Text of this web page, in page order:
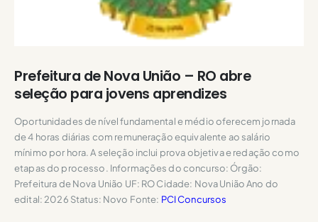
Prefeitura de Nova União – RO abre
seleção para jovens aprendizes
Oportunidades de nível fundamental e médio oferecem jornada
de 4 horas diárias com remuneração equivalente ao salário
mínimo por hora. A seleção inclui prova objetiva e redação como
etapas do processo. Informações do concurso: Órgão:
Prefeitura de Nova União UF: RO Cidade: Nova União Ano do
edital: 2026 Status: Novo Fonte: PCI Concursos